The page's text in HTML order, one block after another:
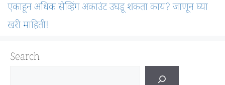
एकाहून अधिक सेव्हिंग अकाउंट उघडू शकता काय? जाणून घ्या
खरी माहिती!
Search